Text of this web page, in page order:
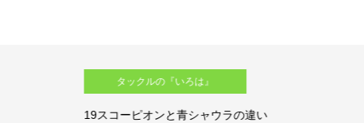
タックルの『いろは』
19スコーピオンと青シャウラの違い